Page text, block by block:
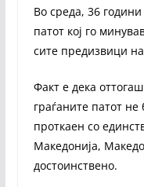
Во среда, 36
патот кој го
сите предизвици на
Факт е дека
граѓаните патот
проткаен со
Македонија,
достоинствено.